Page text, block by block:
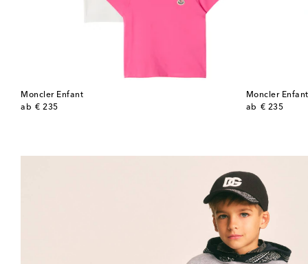
Moncler Enfant
ab € 235
original price
Moncler Enfant
ab € 235
original price